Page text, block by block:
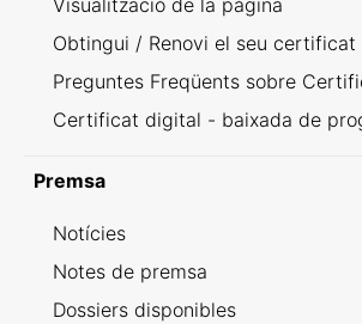
Visualització de la pàgina
Obtingui / Renovi el seu
Preguntes Freqüents sobre
Certificat digital - baixada de
Premsa
Notícies
Notes de premsa
Dossiers disponibles